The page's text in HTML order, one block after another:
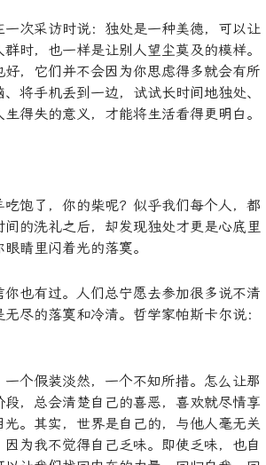
次采访时说：独处是一种美德，可以让
时，也一样是让别人望尘莫及的模样。
，它们并不会因为你思虑得多就会有所
将手机丢到一边，试试长时间地独处、
得失的意义，才能将生活看得更明白。
饱了，你的柴呢？似乎我们每个人，都
的洗礼之后，却发现独处才更是心底里
睛里闪着光的落寞。
也有过。人们总宁愿去参加很多说不清
尽的落寞和冷清。哲学家帕斯卡尔说：
个假装淡然，一个不知所措。怎么让那
，总会清楚自己的喜恶，喜欢就尽情享
。其实，世界是自己的，与他人毫无关
为我不觉得自己乏味。即使乏味，也自